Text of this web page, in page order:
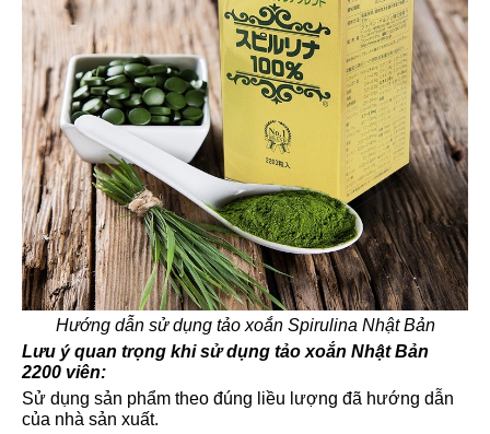
Hướng dẫn sử dụng tảo xoắn Spirulina Nhật Bản
Lưu ý quan trọng khi sử dụng tảo xoắn Nhật Bản
2200 viên:
Sử dụng sản phẩm theo đúng liều lượng đã hướng dẫn
của nhà sản xuất.